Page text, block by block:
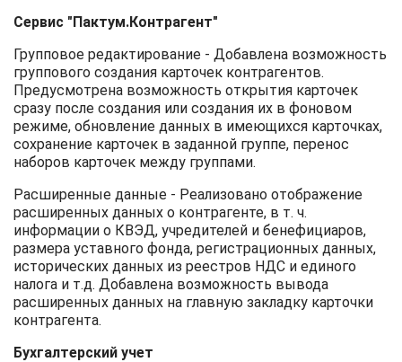
Сервис "Пактум.Контрагент"
Групповое редактирование - Добавлена возможность
группового создания карточек контрагентов.
Предусмотрена возможность открытия карточек
сразу после создания или создания их в фоновом
режиме, обновление данных в имеющихся карточках,
сохранение карточек в заданной группе, перенос
наборов карточек между группами.
Расширенные данные - Реализовано отображение
расширенных данных о контрагенте, в т. ч.
информации о КВЭД, учредителей и бенефициаров,
размера уставного фонда, регистрационных данных,
исторических данных из реестров НДС и единого
налога и т.д. Добавлена возможность вывода
расширенных данных на главную закладку карточки
контрагента.
Бухгалтерский учет